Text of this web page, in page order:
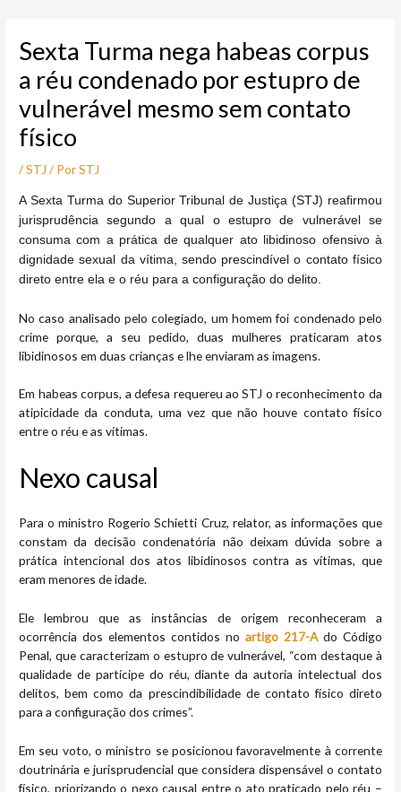
conteúdo
Sexta Turma nega habeas corpus
a réu condenado por estupro de
vulnerável mesmo sem contato
físico
/STJ / PorSTJ
A Sexta Turma do Superior Tribunal de Justiça (STJ) reafirmou
jurisprudência segundo a qual o estupro de vulnerável se
consuma com a prática de qualquer ato libidinoso ofensivo à
dignidade sexual da vítima, sendo prescindível o contato físico
direto entre ela e o réu para a configuração do delito.
No caso analisado pelo colegiado, um homem foi condenado pelo
crime porque, a seu pedido, duas mulheres praticaram atos
libidinosos em duas crianças e lhe enviaram as imagens.
Em habeas corpus, a defesa requereu ao STJ o reconhecimento da
atipicidade da conduta, uma vez que não houve contato físico
entre o réu e as vítimas.
Nexo causal
Para o ministro Rogerio Schietti Cruz, relator, as informações que
constam da decisão condenatória não deixam dúvida sobre a
prática intencional dos atos libidinosos contra as vítimas, que
eram menores de idade.
Ele lembrou que as instâncias de origem reconheceram a
ocorrência dos elementos contidos no ar​tigo 217-Ado Código
Penal, que caracterizam o estupro de vulnerável, “com destaque à
qualidade de partícipe do réu, diante da autoria intelectual dos
delitos, bem como da prescindibilidade de contato físico direto
para a configuração dos crimes”.
Em seu voto, o ministro se posicionou favoravelmente à corrente
doutrinária e jurisprudencial que considera dispensável o contato
físico, priorizando o nexo causal entre o ato praticado pelo réu –